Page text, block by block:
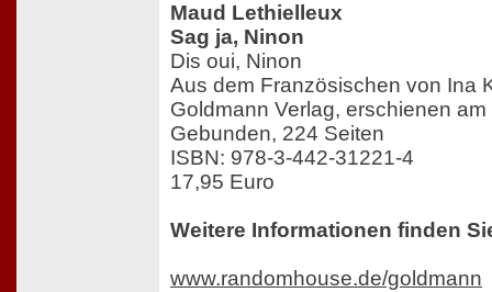
Maud Lethielleux
Sag ja, Ninon
Dis oui, Ninon
Aus dem Französischen von Ina
Goldmann Verlag, erschienen
Gebunden, 224 Seiten
ISBN: 978-3-442-31221-4
17,95 Euro
Weitere Informationen finden
www.randomhouse.de/goldmann